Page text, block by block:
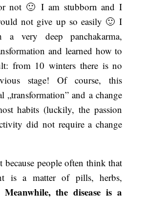
not 🙂 I am stubborn and I
not give up so easily 🙂 I
a very deep panchakarma,
and learned how to
from 10 winters there is no
stage! Of course, this
„transformation” and a change
habits (luckily, the passion
did not require a change
people often think that
is a matter of pills, herbs,
Meanwhile, the disease is a